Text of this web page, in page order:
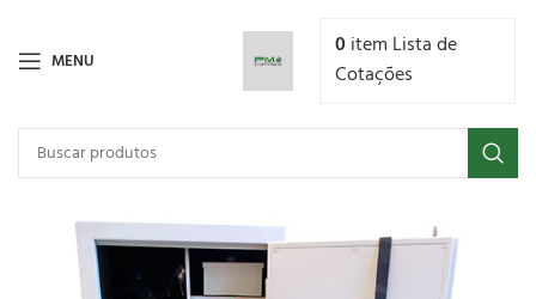
MENU 0 item Lista de
Cotações